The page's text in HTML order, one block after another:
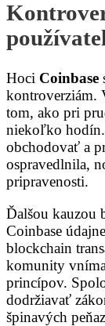
Hoci Coinbase
kontroverziám.
tom, ako pri
niekoľko
obchodovať a
ospravedlnila,
pripravenosti.
Ďalšou kauzou
Coinbase
blockchain
komunity
princípov.
dodržiavať
špinavých